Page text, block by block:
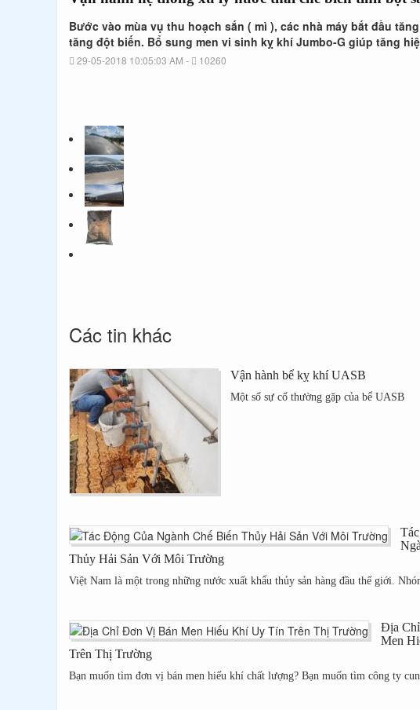
Bước vào mùa vụ thu hoạch sắn ( mì ), các nhà máy bắt đầu
tăng đột biến. Bổ sung men vi sinh kỵ khí Jumbo-G giúp tăng
29-05-2018 10:05:03 AM - 10260
Các tin khác
Vận hành bể kỵ khí UASB
Một số sự cố thường gặp của bể UASB
Thủy Hải Sản Với Môi Trường
Việt Nam là một trong những nước xuất khẩu thủy sản hàng đầu thế giới.
Địa
Men
Trên Thị Trường
Bạn muốn tìm đơn vị bán men hiếu khí chất lượng? Bạn muốn tìm công ty